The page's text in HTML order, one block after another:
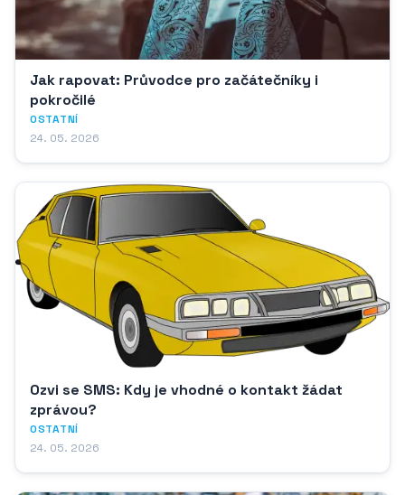
Jak rapovat: Průvodce pro začátečníky i
pokročilé
OSTATNÍ
24. 05. 2026
Ozvi se SMS: Kdy je vhodné o kontakt žádat
zprávou?
OSTATNÍ
24. 05. 2026